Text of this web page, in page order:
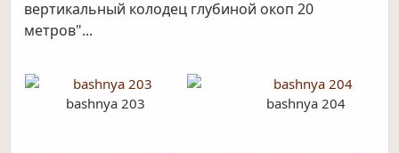
вертикальный колодец глубиной окоп 20
метров"...
bashnya 203 bashnya 204